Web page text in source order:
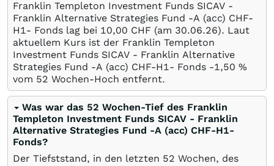
Franklin Templeton Investment Funds SICAV -
Franklin Alternative Strategies Fund -A (acc) CHF-
H1- Fonds lag bei 10,00 CHF (am 30.06.26). Laut
aktuellem Kurs ist der Franklin Templeton
Investment Funds SICAV - Franklin Alternative
Strategies Fund -A (acc) CHF-H1- Fonds -1,50 %
vom 52 Wochen-Hoch entfernt.
Was war das 52 Wochen-Tief des Franklin
Templeton Investment Funds SICAV - Franklin
Alternative Strategies Fund -A (acc) CHF-H1-
Fonds?
Der Tiefststand, in den letzten 52 Wochen, des